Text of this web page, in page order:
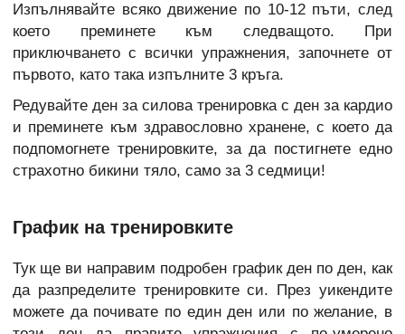
Изпълнявайте всяко движение по 10-12 пъти, след
което преминете към следващото. При
приключването с всички упражнения, започнете от
първото, като така изпълните 3 кръга.
Редувайте ден за силова тренировка с ден за кардио
и преминете към здравословно хранене, с което да
подпомогнете тренировките, за да постигнете едно
страхотно бикини тяло, само за 3 седмици!
График на тренировките
Тук ще ви направим подробен график ден по ден, как
да разпределите тренировките си. През уикендите
можете да почивате по един ден или по желание, в